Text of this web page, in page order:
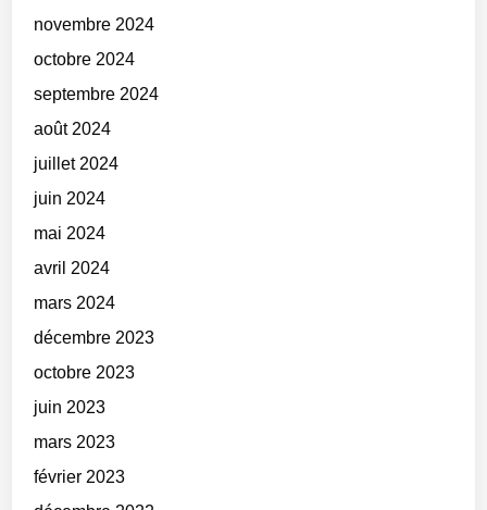
novembre 2024
octobre 2024
septembre 2024
août 2024
juillet 2024
juin 2024
mai 2024
avril 2024
mars 2024
décembre 2023
octobre 2023
juin 2023
mars 2023
février 2023